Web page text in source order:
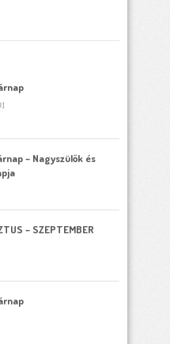
– Nagyszülők és
– SZEPTEMBER